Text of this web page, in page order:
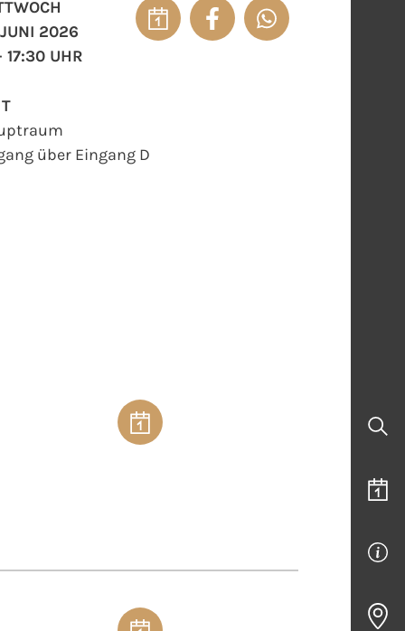
2026
17:30 UHR
über Eingang D